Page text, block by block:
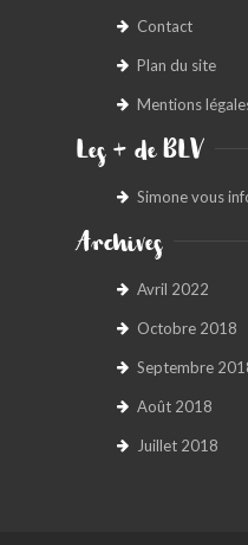
Contact
Plan du site
Mentions
Les + de BLV
Simone vous
Archives
Avril 2022
Octobre 2018
Septembre
Août 2018
Juillet 2018